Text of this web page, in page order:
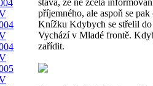
stává, že ne zcela
příjemného, ale aspoň se
Knížku Kdybych se střelil
Vychází v Mladé frontě.
zařídit.